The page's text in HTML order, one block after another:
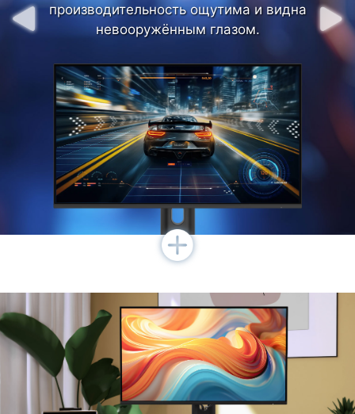
производительность ощутима и видна
невооружённым глазом.
производительность ощутима и видна
невооружённым глазом.